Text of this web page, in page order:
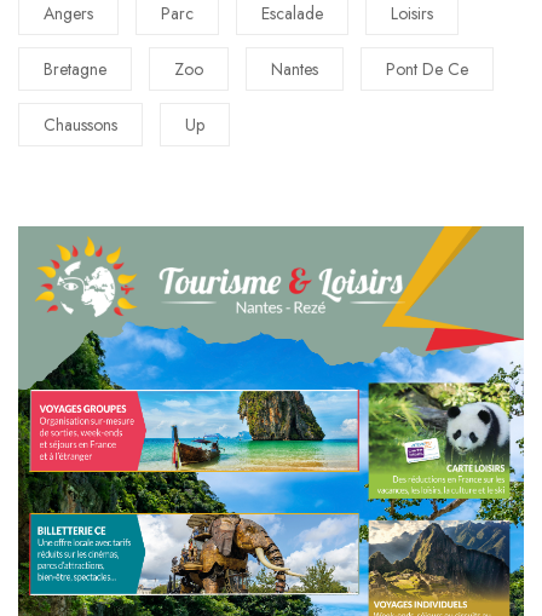
Angers Parc Escalade Loisirs
Bretagne Zoo Nantes Pont De Ce
Chaussons Up